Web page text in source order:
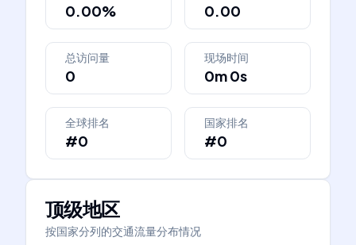
0.00% 0.00
总访问量
0
现场时间
0m 0s
全球排名
#0
国家排名
#0
顶级地区
按国家分列的交通流量分布情况